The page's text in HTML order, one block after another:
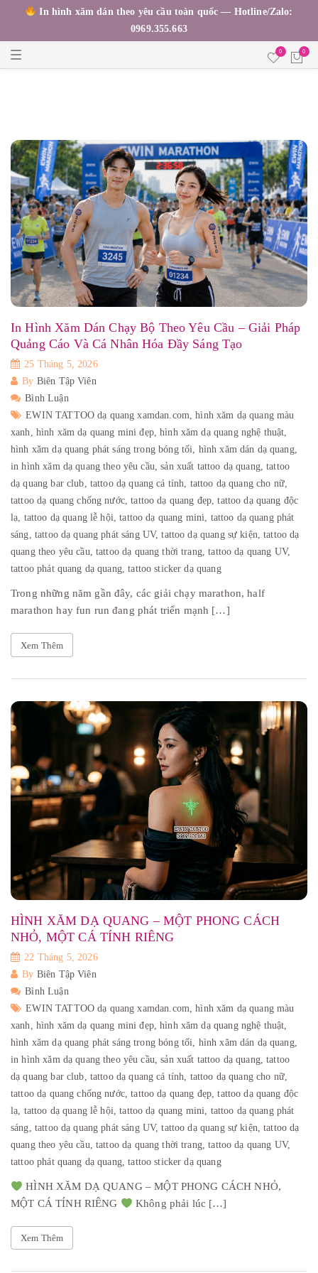
In hình xăm dán theo yêu cầu toàn quốc — Hotline/Zalo:
0969.355.663
T
v
i
g
a
t
i
o
n
0 0
In Hình Xăm Dán Chạy Bộ Theo Yêu Cầu – Giải Pháp
Quảng Cáo Và Cá Nhân Hóa Đầy Sáng Tạo
25 Tháng 5, 2026
By Biên Tập Viên
Bình Luận
EWIN TATTOO dạ quang xamdan.com,hình xăm dạ quang màu
xanh, hình xăm dạ quang mini đẹp,hình xăm dạ quang nghệ thuật,
hình xăm dạ quang phát sáng trong bóng tối, hình xăm dán dạ quang,
in hình xăm dạ quang theo yêu cầu,sản xuất tattoo dạ quang,tattoo
dạ quang bar club, tattoo dạ quang cá tính, tattoo dạ quang cho nữ,
tattoo dạ quang chống nước,tattoo dạ quang đẹp,tattoo dạ quang độc
lạ, tattoo dạ quang lễ hội,tattoo dạ quang mini, tattoo dạ quang phát
sáng, tattoo dạ quang phát sáng UV,tattoo dạ quang sự kiện,tattoo dạ
quang theo yêu cầu,tattoo dạ quang thời trang,tattoo dạ quang UV,
tattoo phát quang dạ quang,tattoo sticker dạ quang
Trong những năm gần đây, các giải chạy marathon, half
marathon hay fun run đang phát triển mạnh […]
Xem Thêm
HÌNH XĂM DẠ QUANG – MỘT PHONG CÁCH
NHỎ, MỘT CÁ TÍNH RIÊNG
22 Tháng 5, 2026
By Biên Tập Viên
Bình Luận
EWIN TATTOO dạ quang xamdan.com,hình xăm dạ quang màu
xanh, hình xăm dạ quang mini đẹp,hình xăm dạ quang nghệ thuật,
hình xăm dạ quang phát sáng trong bóng tối, hình xăm dán dạ quang,
in hình xăm dạ quang theo yêu cầu,sản xuất tattoo dạ quang,tattoo
dạ quang bar club, tattoo dạ quang cá tính, tattoo dạ quang cho nữ,
tattoo dạ quang chống nước,tattoo dạ quang đẹp,tattoo dạ quang độc
lạ, tattoo dạ quang lễ hội,tattoo dạ quang mini, tattoo dạ quang phát
sáng, tattoo dạ quang phát sáng UV,tattoo dạ quang sự kiện,tattoo dạ
quang theo yêu cầu,tattoo dạ quang thời trang,tattoo dạ quang UV,
tattoo phát quang dạ quang,tattoo sticker dạ quang
HÌNH XĂM DẠ QUANG – MỘT PHONG CÁCH NHỎ,
MỘT CÁ TÍNH RIÊNG
Không phải lúc […]
Xem Thêm